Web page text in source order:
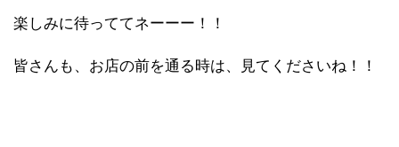
楽しみに待っててネーーー！！
皆さんも、お店の前を通る時は、見てくださいね！！